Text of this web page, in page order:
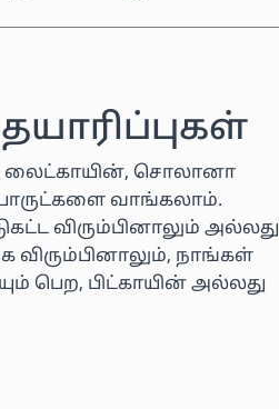
லைட்காயின், சொலானா
வாங்கலாம்.
விரும்பினாலும் அல்லது
நாங்கள்
பெற, பிட்காயின் அல்லது